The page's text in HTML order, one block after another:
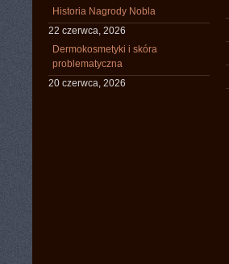
Historia Nagrody Nobla
22 czerwca, 2026
Dermokosmetyki i skóra
problematyczna
20 czerwca, 2026